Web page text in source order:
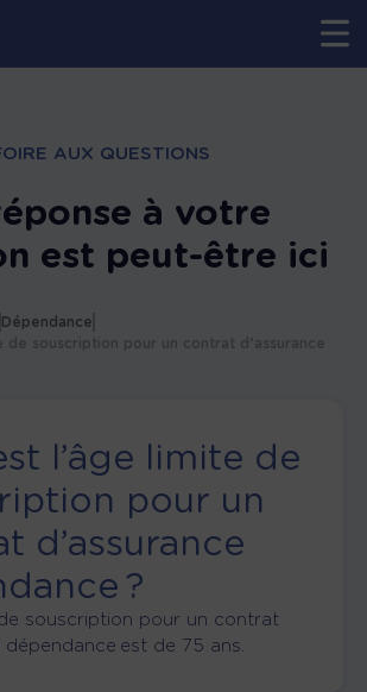
AUX QUESTIONS
à votre
est peut-être ici
Dépendance
de souscription pour un contrat d’assurance
l’âge limite de
pour un
d’assurance
?
de souscription pour un contrat
dépendance est de 75 ans.